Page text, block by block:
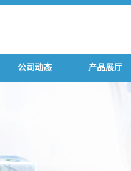
公司动态 产品展厅